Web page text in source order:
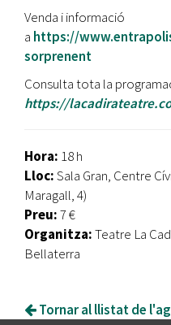
Venda i informació
a https://
sorprenent
Consulta tota la
https://
Hora: 18 h
Lloc:Sala Gran, Centre
Maragall, 4)
Preu:7 €
Organitza:Teatre La
Bellaterra
Tornar al llistat de